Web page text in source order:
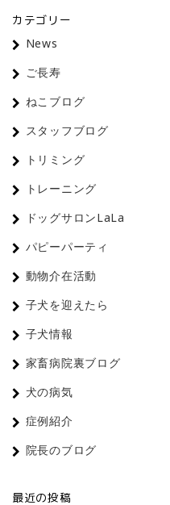
カテゴリー
News
ご長寿
ねこブログ
スタッフブログ
トリミング
トレーニング
ドッグサロンLaLa
パピーパーティ
動物介在活動
子犬を迎えたら
子犬情報
家畜病院裏ブログ
犬の病気
症例紹介
院長のブログ
最近の投稿